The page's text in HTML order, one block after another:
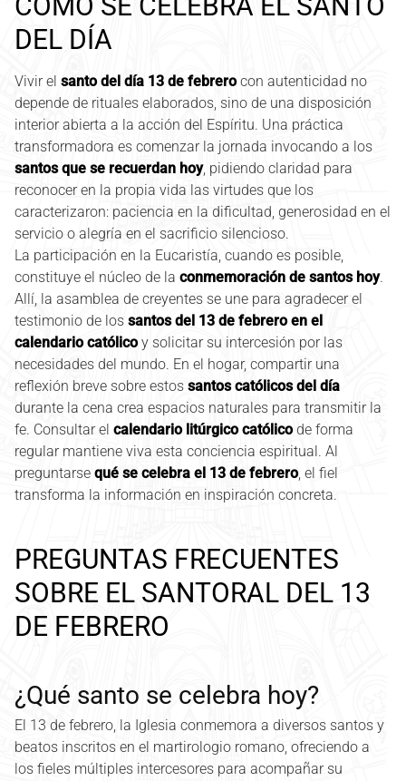
DEL DÍA
Vivir el santo del día 13 de febrerocon autenticidad no
depende de rituales elaborados, sino de una disposición
interior abierta a la acción del Espíritu. Una práctica
transformadora es comenzar la jornada invocando a los
santos que se recuerdan hoy, pidiendo claridad para
reconocer en la propia vida las virtudes que los
caracterizaron: paciencia en la dificultad, generosidad en el
servicio o alegría en el sacrificio silencioso.
La participación en la Eucaristía, cuando es posible,
constituye el núcleo de la conmemoración de santos hoy.
Allí, la asamblea de creyentes se une para agradecer el
testimonio de los santos del 13 de febrero en el
calendario católicoy solicitar su intercesión por las
necesidades del mundo. En el hogar, compartir una
reflexión breve sobre estos santos católicos del día
durante la cena crea espacios naturales para transmitir la
fe. Consultar el calendario litúrgico católicode forma
regular mantiene viva esta conciencia espiritual. Al
preguntarse qué se celebra el 13 de febrero, el fiel
transforma la información en inspiración concreta.
PREGUNTAS FRECUENTES
SOBRE EL SANTORAL DEL 13
DE FEBRERO
¿Qué santo se celebra hoy?
El 13 de febrero, la Iglesia conmemora a diversos santos y
beatos inscritos en el martirologio romano, ofreciendo a
los fieles múltiples intercesores para acompañar su